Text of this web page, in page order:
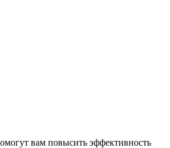
вам повысить эффективность